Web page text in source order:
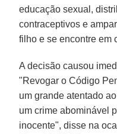
educação sexual,
contraceptivos e
filho e se encontre em
A decisão causou
"Revogar o Código
um grande atentado
um crime abominável
inocente", disse na